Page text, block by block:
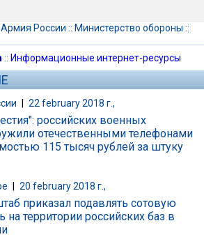
Армия России :: Министерство обороны ::
:: Информационные интернет-ресурсы
| 22 february 2018 г.,
российских военных
отечественными телефонами
115 тысяч рублей за штуку
20 february 2018 г.,
приказал подавлять сотовую
на территории российских баз в